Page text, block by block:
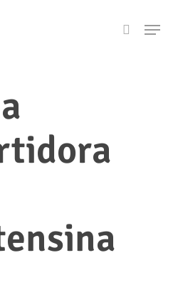
search